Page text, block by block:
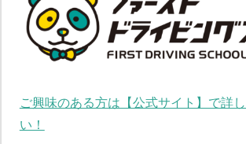
ご興味のある方は【公式サイト】で詳
い！